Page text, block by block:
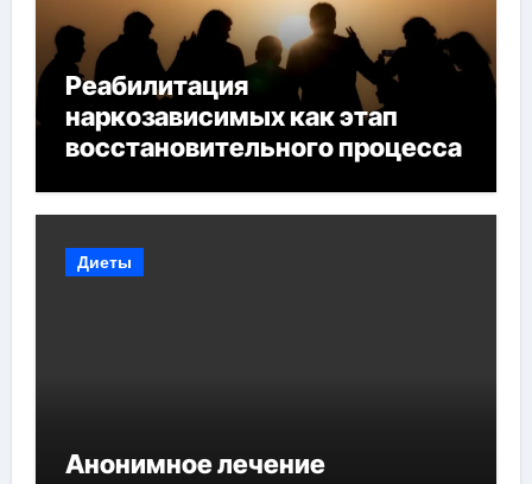
Реабилитация
наркозависимых как этап
восстановительного процесса
Диеты
Анонимное лечение